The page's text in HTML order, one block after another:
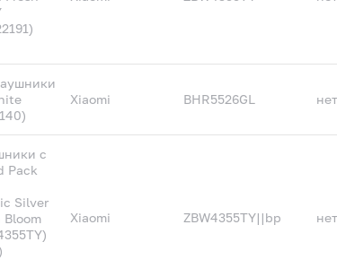
Xiaomi BHR5526GL нет
с
Pack
Silver
Bloom
Xiaomi ZBW4355TY||bp нет